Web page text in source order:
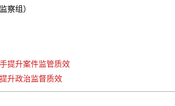
察组）
提升案件监管质效
升政治监督质效